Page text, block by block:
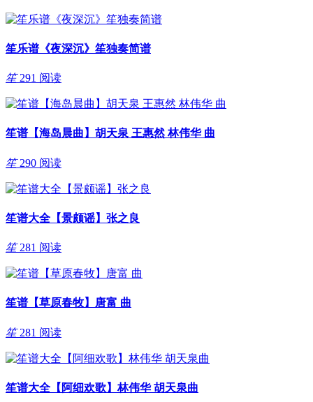
笙乐谱《夜深沉》笙独奏简谱
笙 291 阅读
笙谱【海岛晨曲】胡天泉 王惠然 林伟华 曲
笙 290 阅读
笙谱大全【景颇谣】张之良
笙 281 阅读
笙谱【草原春牧】唐富 曲
笙 281 阅读
笙谱大全【阿细欢歌】林伟华 胡天泉曲